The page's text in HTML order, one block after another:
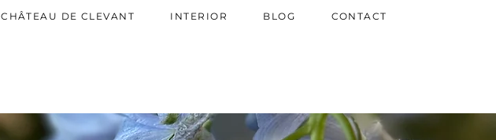
CHÂTEAU DE CLEVANT INTERIOR BLOG CONTACT